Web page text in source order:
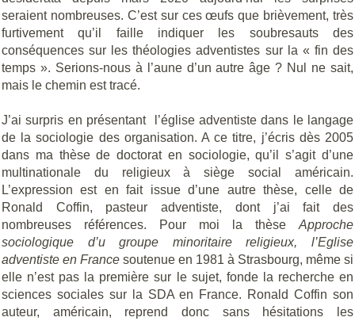
seraient nombreuses. C’est sur ces œufs que brièvement, très
furtivement qu’il faille indiquer les soubresauts des
conséquences sur les théologies adventistes sur la « fin des
temps ». Serions-nous à l’aune d’un autre âge ? Nul ne sait,
mais le chemin est tracé.
J’ai surpris en présentant l’église adventiste dans le langage
de la sociologie des organisation. A ce titre, j’écris dès 2005
dans ma thèse de doctorat en sociologie, qu’il s’agit d’une
multinationale du religieux à siège social américain.
L’expression est en fait issue d’une autre thèse, celle de
Ronald Coffin, pasteur adventiste, dont j’ai fait des
nombreuses références. Pour moi la thèse Approche
sociologique d’u groupe minoritaire religieux, l’Eglise
adventiste en France soutenue en 1981 à Strasbourg, même si
elle n’est pas la première sur le sujet, fonde la recherche en
sciences sociales sur la SDA en France. Ronald Coffin son
auteur, américain, reprend donc sans hésitations les